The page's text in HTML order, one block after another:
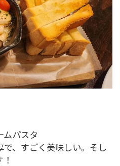
ムパスタ
、すごく美味しい。そし